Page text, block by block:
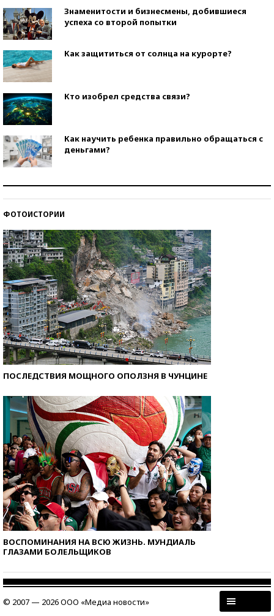
Знаменитости и бизнесмены, добившиеся
успеха со второй попытки
Как защититься от солнца на курорте?
Кто изобрел средства связи?
Как научить ребенка правильно обращаться с
деньгами?
ФОТОИСТОРИИ
ПОСЛЕДСТВИЯ МОЩНОГО ОПОЛЗНЯ В ЧУНЦИНЕ
ВОСПОМИНАНИЯ НА ВСЮ ЖИЗНЬ. МУНДИАЛЬ
ГЛАЗАМИ БОЛЕЛЬЩИКОВ
© 2007 — 2026 ООО «Медиа новости»